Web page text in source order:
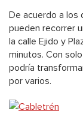
De acuerdo a
pueden recorrer
la calle Ejido y
minutos. Con
podría
por varios.